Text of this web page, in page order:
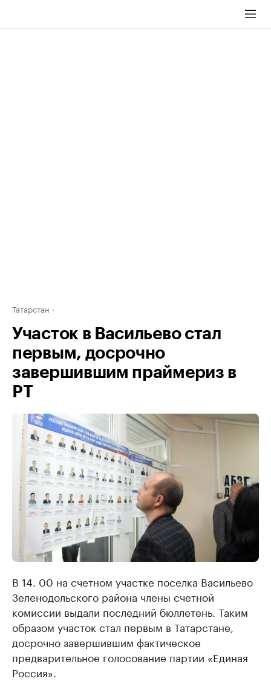
Татарстан
Участок в Васильево стал
первым, досрочно
завершившим праймериз в
РТ
В 14. 00 на счетном участке поселка Васильево
Зеленодольского района члены счетной
комиссии выдали последний бюллетень. Таким
образом участок стал первым в Татарстане,
досрочно завершившим фактическое
предварительное голосование партии «Единая
Россия».